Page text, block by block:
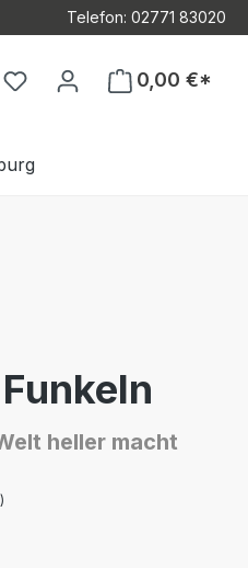
Telefon: 02771 83020
Du hast 0 Produkte auf
0,00 €*
heller macht